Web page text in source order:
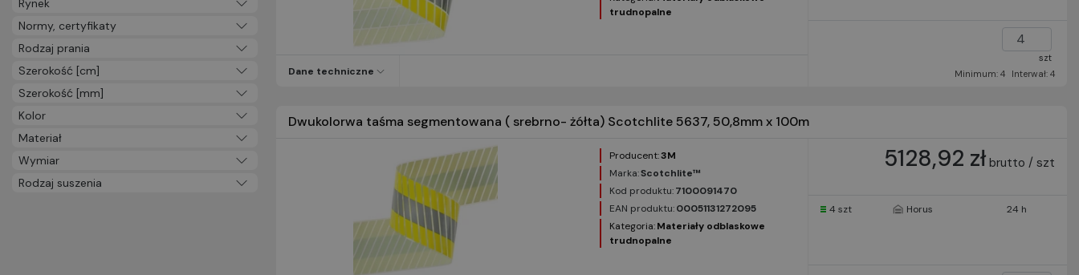
Rynek
Normy, certyfikaty
Rodzaj prania
Szerokość [cm]
Szerokość [mm]
Kolor
Materiał
Wymiar
Rodzaj suszenia
trudnopalne
Dane techniczne
szt
Minimum: 4
Interwał: 4
Dwukolorwa taśma segmentowana ( srebrno- żółta) Scotchlite 5637, 50,8mm x 100m
Producent:3M
Marka:Scotchlite™
Kod produktu:7100091470
EAN produktu:00051131272095
Kategoria:Materiały odblaskowe
trudnopalne
5128,92 zł brutto / szt
4 szt Horus 24 h